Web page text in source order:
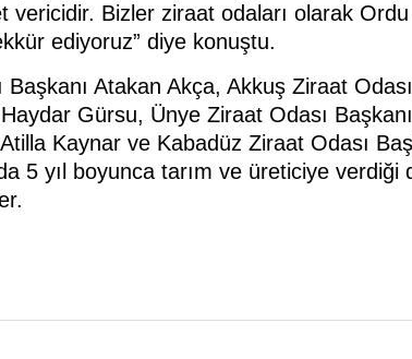
vericidir. Bizler ziraat odaları olarak
ediyoruz” diye konuştu.
Başkanı Atakan Akça, Akkuş Ziraat
Gürsu, Ünye Ziraat Odası
Kaynar ve Kabadüz Ziraat Odası
5 yıl boyunca tarım ve üreticiye